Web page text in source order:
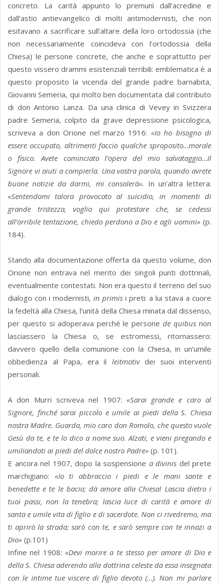
concreto. La carità appunto lo premunì dall’acredine e
dall’astio antievangelico di molti antimodernisti, che non
esitavano a sacrificare sull’altare della loro ortodossia (che
non necessariamente coincideva con l’ortodossia della
Chiesa) le persone concrete, che anche e soprattutto per
questo vissero drammi esistenziali terribili: emblematica è a
questo proposito la vicenda del grande padre barnabita,
Giovanni Semeria, qui molto ben documentata dal contributo
di don Antonio Lanza. Da una clinica di Vevey in Svizzera
padre Semeria, colpito da grave depressione psicologica,
scriveva a don Orione nel marzo 1916: «Io ho bisogno di
essere occupato, altrimenti faccio qualche sproposito…morale
o fisico. Avete cominciato l’opera del mio salvataggio…Il
Signore vi aiuti a compierla. Una vostra parola, quando avrete
buone notizie da darmi, mi consolerà». In un'altra lettera:
«Sentendomi talora provocato al suicidio, in momenti di
grande tristezza, voglio qui protestare che, se cedessi
all’orribile tentazione, chiedo perdono a Dio e agli uomini» (p.
184).
Stando alla documentazione offerta da questo volume, don
Orione non entrava nel merito dei singoli punti dottrinali,
eventualmente contestati. Non era questo il terreno del suo
dialogo con i modernisti, in primis i preti: a lui stava a cuore
la fedeltà alla Chiesa, l’unità della Chiesa minata dal dissenso,
per questo si adoperava perché le personede quibusnon
lasciassero la Chiesa o, se estromessi, ritornassero:
davvero quello della comunione con la Chiesa, in un’umile
obbedienza al Papa, era il leitmotiv dei suoi interventi
personali.
A don Murri scriveva nel 1907: «Sarai grande e caro al
Signore, finché sarai piccolo e umile ai piedi della S. Chiesa
nostra Madre. Guarda, mio caro don Romolo, che questo vuole
Gesù da te, e te lo dico a nome suo. Alzati, e vieni pregando e
umiliandoti ai piedi del dolce nostro Padre» (p. 101).
E ancora nel 1907, dopo la sospensione a divinis del prete
marchigiano: «Io ti abbraccio i piedi e le mani sante e
benedette e te le bacio; dà amore alla Chiesa! Lascia dietro i
tuoi passi, non la tenebra; lascia luce di carità e amore di
santa e umile vita di figlio e di sacerdote. Non ci rivedremo, ma
ti aprirò la strada; sarò con te, e sarò sempre con te innazi a
Dio» (p.101)
Infine nel 1908: «Devi morire a te stesso per amore di Dio e
della S. Chiesa aderendo alla dottrina celeste da essa insegnata
con le intime tue viscere di figlio devoto (…). Non mi parlare